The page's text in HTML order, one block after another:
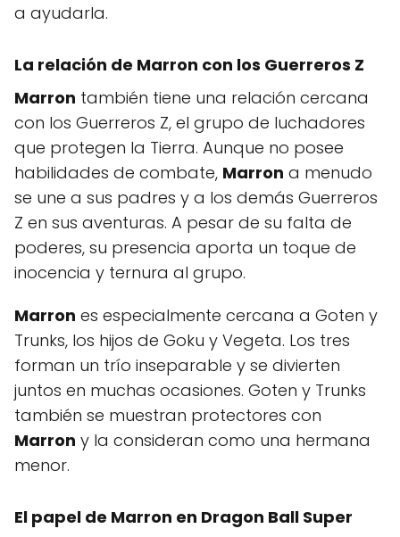
a ayudarla.
La relación de Marron con los Guerreros Z
Marron también tiene una relación cercana
con los Guerreros Z, el grupo de luchadores
que protegen la Tierra. Aunque no posee
habilidades de combate, Marron a menudo
se une a sus padres y a los demás Guerreros
Z en sus aventuras. A pesar de su falta de
poderes, su presencia aporta un toque de
inocencia y ternura al grupo.
Marron es especialmente cercana a Goten y
Trunks, los hijos de Goku y Vegeta. Los tres
forman un trío inseparable y se divierten
juntos en muchas ocasiones. Goten y Trunks
también se muestran protectores con
Marron y la consideran como una hermana
menor.
El papel de Marron en Dragon Ball Super